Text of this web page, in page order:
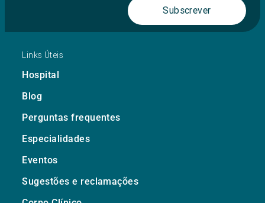
Subscrever
Links Úteis
Hospital
Blog
Perguntas frequentes
Especialidades
Eventos
Sugestões e reclamações